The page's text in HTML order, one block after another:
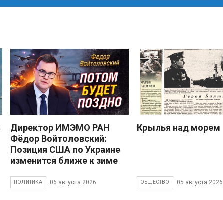
Директор ИМЭМО РАН
Фёдор Войтоловский:
Позиция США по Украине
изменится ближе к зиме
ПОЛИТИКА 06 августа 2026
Крылья над морем
ОБЩЕСТВО 05 августа 2026